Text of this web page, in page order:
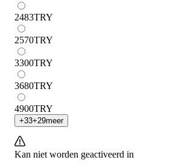
2483TRY
2570TRY
3300TRY
3680TRY
4900TRY
+33+29meer
Kan niet worden geactiveerd in